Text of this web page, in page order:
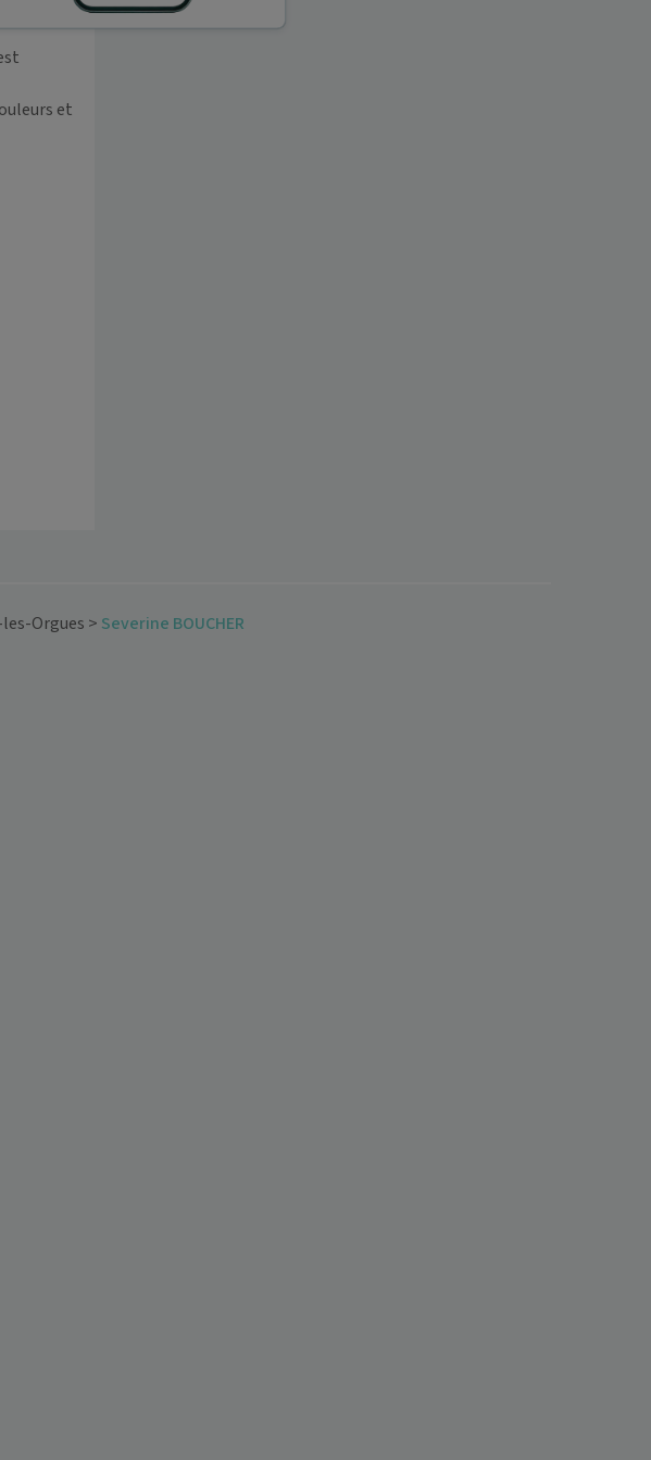
et
Orgues > Severine BOUCHER